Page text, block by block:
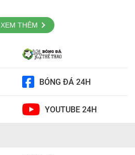
XEM THÊM
BÓNG ĐÁ 24H
YOUTUBE 24H